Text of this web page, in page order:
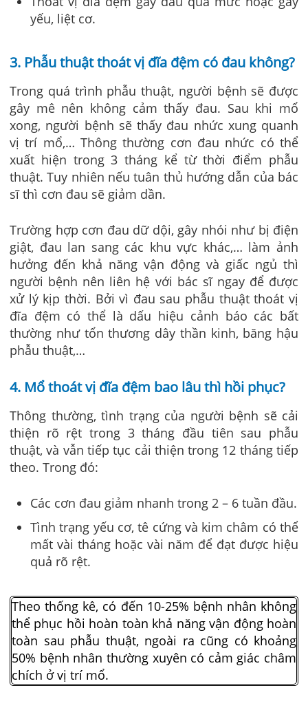
yếu, liệt cơ.
3. Phẫu thuật thoát vị đĩa đệm có đau không?
Trong quá trình phẫu thuật, người bệnh sẽ được
gây mê nên không cảm thấy đau. Sau khi mổ
xong, người bệnh sẽ thấy đau nhức xung quanh
vị trí mổ,… Thông thường cơn đau nhức có thể
xuất hiện trong 3 tháng kể từ thời điểm phẫu
thuật. Tuy nhiên nếu tuân thủ hướng dẫn của bác
sĩ thì cơn đau sẽ giảm dần.
Trường hợp cơn đau dữ dội, gây nhói như bị điện
giật, đau lan sang các khu vực khác,… làm ảnh
hưởng đến khả năng vận động và giấc ngủ thì
người bệnh nên liên hệ với bác sĩ ngay để được
xử lý kịp thời. Bởi vì đau sau phẫu thuật thoát vị
đĩa đệm có thể là dấu hiệu cảnh báo các bất
thường như tổn thương dây thần kinh, băng hậu
phẫu thuật,…
4. Mổ thoát vị đĩa đệm bao lâu thì hồi phục?
Thông thường, tình trạng của người bệnh sẽ cải
thiện rõ rệt trong 3 tháng đầu tiên sau phẫu
thuật, và vẫn tiếp tục cải thiện trong 12 tháng tiếp
theo. Trong đó:
Các cơn đau giảm nhanh trong 2 – 6 tuần đầu.
Tình trạng yếu cơ, tê cứng và kim châm có thể
mất vài tháng hoặc vài năm để đạt được hiệu
quả rõ rệt.
Theo thống kê, có đến 10-25% bệnh nhân không
thể phục hồi hoàn toàn khả năng vận động hoàn
toàn sau phẫu thuật, ngoài ra cũng có khoảng
50% bệnh nhân thường xuyên có cảm giác châm
chích ở vị trí mổ.